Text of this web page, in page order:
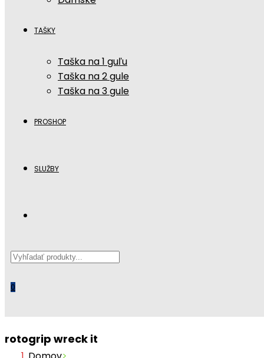
TAŠKY
Taška na 1 guľu
Taška na 2 gule
Taška na 3 gule
PROSHOP
SLUŽBY
Search
website
0
rotogrip wreck it